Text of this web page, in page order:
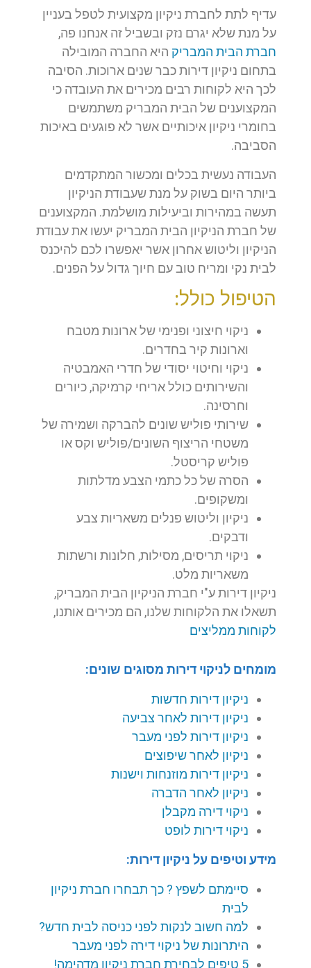
עדיף לתת לחברת ניקיון מקצועית לטפל בעניין
על מנת שלא יגרם נזק ובשביל זה אנחנו פה,
חברת הבית המבריק היא החברה המובילה
בתחום ניקיון דירות כבר שנים ארוכות. הסיבה
לכך היא לקוחות רבים מכירים את העובדה כי
המקצוענים של הבית המבריק משתמשים
בחומרי ניקיון איכותיים אשר לא פוגעים באיכות
הסביבה.
העבודה נעשית בכלים ומכשור המתקדמים
ביותר היום בשוק על מנת שעבודת הניקיון
תעשה במהירות וביעילות מושלמת. המקצוענים
של חברת הניקיון הבית המבריק יעשו את עבודת
הניקיון וליטוש אחרון אשר יאפשרו לכם להיכנס
לבית נקי ומריח טוב עם חיוך גדול על הפנים.
הטיפול כולל:
ניקוי חיצוני ופנימי של ארונות מטבח
וארונות קיר בחדרים.
ניקוי וחיטוי יסודי של חדרי האמבטיה
והשירותים כולל אריחי קרמיקה, כיורים
וחרסינה.
שירותי פוליש שונים להברקה ושמירה של
משטחי הריצוף השונים/פוליש וקס או
פוליש קריסטל.
הסרה של כל כתמי הצבע מדלתות
ומשקופים.
ניקיון וליטוש פנלים משאריות צבע
ודבקים.
ניקוי תריסים, מסילות, חלונות ורשתות
משאריות מלט.
ניקיון דירות ע"י חברת הניקיון הבית המבריק,
תשאלו את הלקוחות שלנו, הם מכירים אותנו,
לקוחות ממליצים
מומחים לניקוי דירות מסוגים שונים:
ניקיון דירות חדשות
ניקיון דירות לאחר צביעה
ניקיון דירות לפני מעבר
ניקיון לאחר שיפוצים
ניקיון דירות מוזנחות וישנות
ניקיון לאחר הדברה
ניקוי דירה מקבלן
ניקוי דירות לופט
מידע וטיפים על ניקיון דירות:
סיימתם לשפץ ? כך תבחרו חברת ניקיון
לבית
למה חשוב לנקות לפני כניסה לבית חדש?
היתרונות של ניקוי דירה לפני מעבר
5 טיפים לבחירת חברת ניקיון מדהימה!